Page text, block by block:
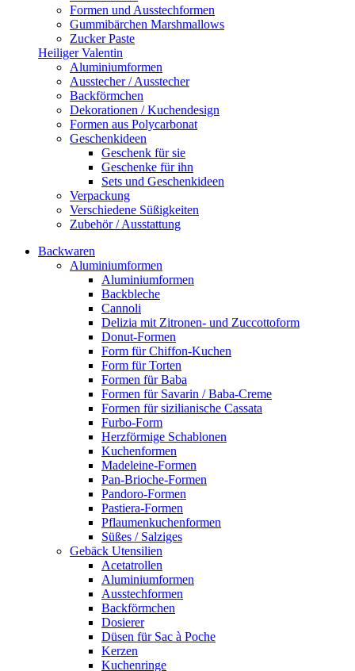
Formen und Ausstechformen
Gummibärchen Marshmallows
Zucker Paste
Heiliger Valentin
Aluminiumformen
Ausstecher / Ausstecher
Backförmchen
Dekorationen / Kuchendesign
Formen aus Polycarbonat
Geschenkideen
Geschenk für sie
Geschenke für ihn
Sets und Geschenkideen
Verpackung
Verschiedene Süßigkeiten
Zubehör / Ausstattung
Backwaren
Aluminiumformen
Aluminiumformen
Backbleche
Cannoli
Delizia mit Zitronen- und Zuccottoform
Donut-Formen
Form für Chiffon-Kuchen
Form für Torten
Formen für Baba
Formen für Savarin / Baba-Creme
Formen für sizilianische Cassata
Furbo-Form
Herzförmige Schablonen
Kuchenformen
Madeleine-Formen
Pan-Brioche-Formen
Pandoro-Formen
Pastiera-Formen
Pflaumenkuchenformen
Süßes / Salziges
Gebäck Utensilien
Acetatrollen
Aluminiumformen
Ausstechformen
Backförmchen
Dosierer
Düsen für Sac à Poche
Kerzen
Kuchenringe